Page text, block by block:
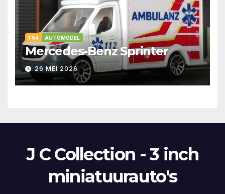
1:64 AUTOMODEL
Mercedes-Benz Sprinter
26 MEI 2026
J C Collection - 3 inch
miniatuurauto's